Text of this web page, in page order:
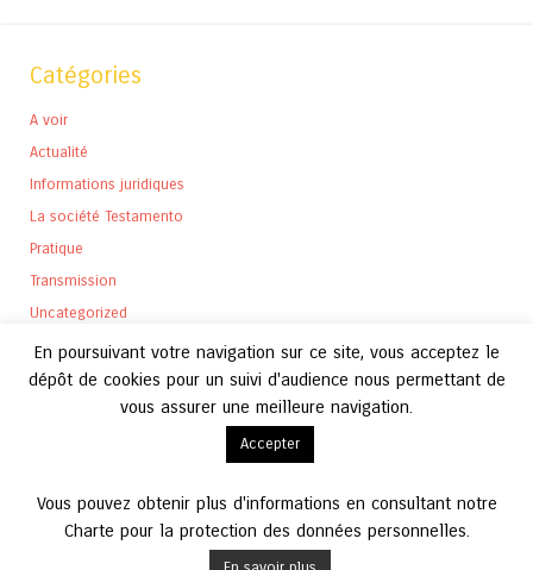
Catégories
A voir
Actualité
Informations juridiques
La société Testamento
Pratique
Transmission
Uncategorized
En poursuivant votre navigation sur ce site, vous acceptez le
dépôt de cookies pour un suivi d'audience nous permettant de
vous assurer une meilleure navigation.
Accepter
Vous pouvez obtenir plus d'informations en consultant notre
Charte pour la protection des données personnelles.